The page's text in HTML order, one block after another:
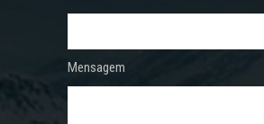
Mensagem